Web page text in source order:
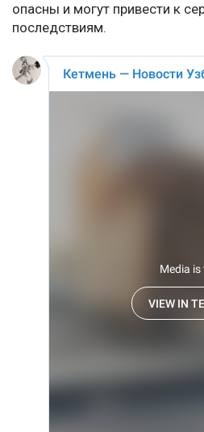
опасны и могут привести к
последствиям.